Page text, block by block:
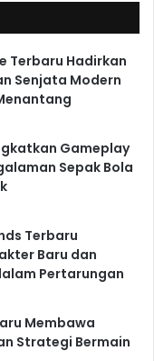
Terbaru Hadirkan
Senjata Modern
Gameplay
Sepak Bola
Terbaru
Baru dan
Pertarungan
Membawa
Strategi Bermain